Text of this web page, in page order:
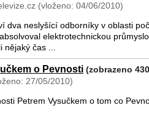
(vloženo: 04/06/2010)
dva neslyšící odborníky v oblasti
elektrotechnickou
čas ...
o Pevnosti (zobrazeno
27/05/2010)
Petrem Vysučkem o tom co